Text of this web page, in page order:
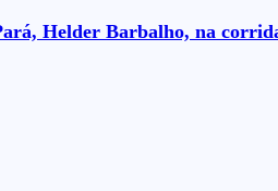
Helder Barbalho, na